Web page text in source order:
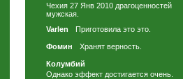
Чехия 27 Янв 2010 драгоценностей
мужская.
Varlen
Приготовила это это.
Фомин Хранят верность.
Колумбий
Однако эффект достигается очень.